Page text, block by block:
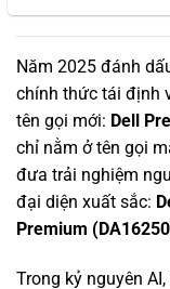
Năm 2025 đánh
chính thức tái định
tên gọi mới: Dell
chỉ nằm ở tên gọi
đưa trải nghiệm
đại diện xuất sắc:
Premium
Trong kỷ nguyên AI,